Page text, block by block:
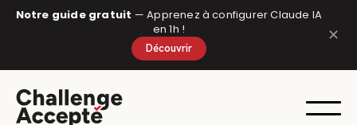
Notre guide gratuit — Apprenez à configurer Claude IA
en 1h !
Découvrir
✕
Panneau de gestion des cookies